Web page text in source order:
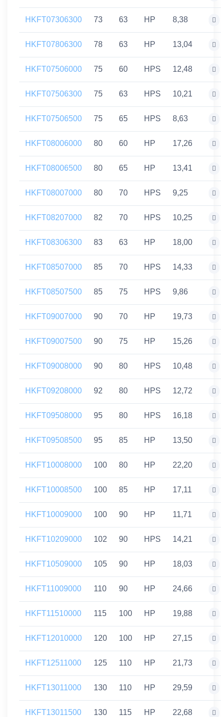
HKFT07306300 73 63 HP 8,38
HKFT07806300 78 63 HP 13,04
HKFT07506000 75 60 HPS 12,48
HKFT07506300 75 63 HPS 10,21
HKFT07506500 75 65 HPS 8,63
HKFT08006000 80 60 HP 17,26
HKFT08006500 80 65 HP 13,41
HKFT08007000 80 70 HPS 9,25
HKFT08207000 82 70 HPS 10,25
HKFT08306300 83 63 HP 18,00
HKFT08507000 85 70 HPS 14,33
HKFT08507500 85 75 HPS 9,86
HKFT09007000 90 70 HP 19,73
HKFT09007500 90 75 HP 15,26
HKFT09008000 90 80 HPS 10,48
HKFT09208000 92 80 HPS 12,72
HKFT09508000 95 80 HPS 16,18
HKFT09508500 95 85 HP 13,50
HKFT10008000 100 80 HP 22,20
HKFT10008500 100 85 HP 17,11
HKFT10009000 100 90 HP 11,71
HKFT10209000 102 90 HPS 14,21
HKFT10509000 105 90 HP 18,03
HKFT11009000 110 90 HP 24,66
HKFT11510000 115 100 HP 19,88
HKFT12010000 120 100 HP 27,15
HKFT12511000 125 110 HP 21,73
HKFT13011000 130 110 HP 29,59
HKFT13011500 130 115 HP 22,68